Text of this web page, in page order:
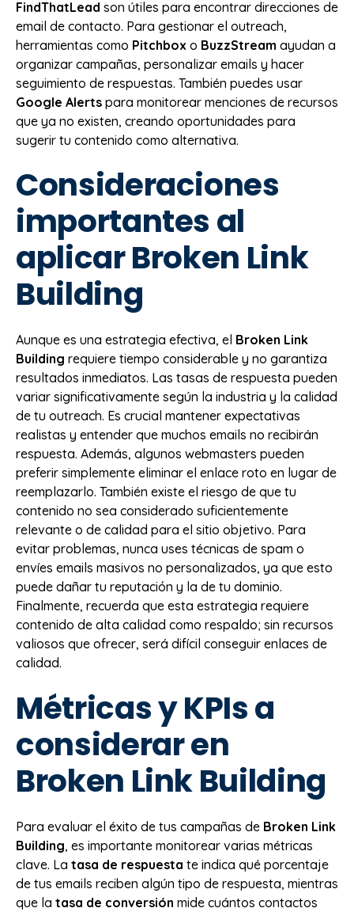
FindThatLead son útiles para encontrar direcciones de
email de contacto. Para gestionar el outreach,
herramientas como Pitchbox o BuzzStream ayudan a
organizar campañas, personalizar emails y hacer
seguimiento de respuestas. También puedes usar
Google Alerts para monitorear menciones de recursos
que ya no existen, creando oportunidades para
sugerir tu contenido como alternativa.
Consideraciones
importantes al
aplicar Broken Link
Building
Aunque es una estrategia efectiva, el Broken Link
Building requiere tiempo considerable y no garantiza
resultados inmediatos. Las tasas de respuesta pueden
variar significativamente según la industria y la calidad
de tu outreach. Es crucial mantener expectativas
realistas y entender que muchos emails no recibirán
respuesta. Además, algunos webmasters pueden
preferir simplemente eliminar el enlace roto en lugar de
reemplazarlo. También existe el riesgo de que tu
contenido no sea considerado suficientemente
relevante o de calidad para el sitio objetivo. Para
evitar problemas, nunca uses técnicas de spam o
envíes emails masivos no personalizados, ya que esto
puede dañar tu reputación y la de tu dominio.
Finalmente, recuerda que esta estrategia requiere
contenido de alta calidad como respaldo; sin recursos
valiosos que ofrecer, será difícil conseguir enlaces de
calidad.
Métricas y KPIs a
considerar en
Broken Link Building
Para evaluar el éxito de tus campañas de Broken Link
Building, es importante monitorear varias métricas
clave. La tasa de respuesta te indica qué porcentaje
de tus emails reciben algún tipo de respuesta, mientras
que la tasa de conversión mide cuántos contactos